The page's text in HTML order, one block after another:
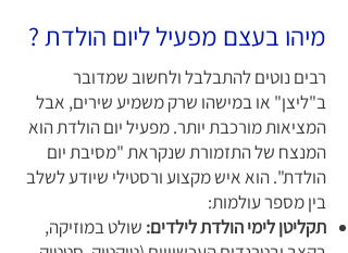
מיהו בעצם מפעיל ליום הולדת ?
רבים נוטים להתבלבל ולחשוב שמדובר
ב"ליצן" או במישהו שרק משמיע שירים, אבל
המציאות מורכבת יותר. מפעיל יום הולדת הוא
המנצח של התזמורת שנקראת "מסיבת יום
הולדת". הוא איש מקצוע ורסטילי שיודע לשלב
בין מספר עולמות:
תקליטן לימי הולדת לילדים: שולט במוזיקה,